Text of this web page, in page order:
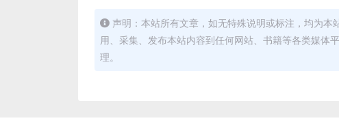
声明：本站所有文章，如无特殊说明或标注，均为
用、采集、发布本站内容到任何网站、书籍等各类媒体
理。